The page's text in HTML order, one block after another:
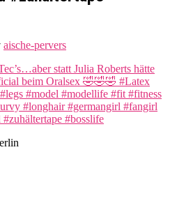
aische-pervers